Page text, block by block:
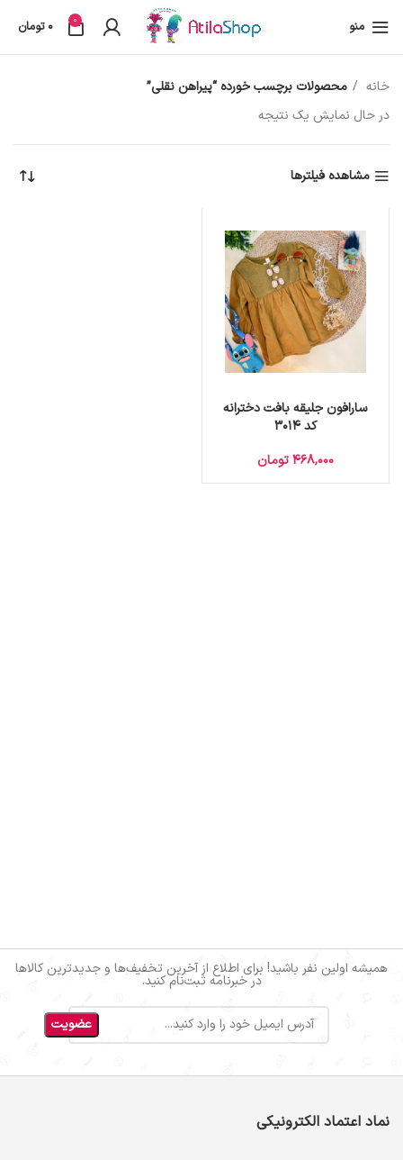
منو 0
0 تومان
خانه
محصولات برچسب خورده “پیراهن نقلی”
در حال نمایش یک نتیجه
مشاهده فیلترها
سارافون جلیقه بافت دخترانه
کد 3014
468,000 تومان
همیشه اولین نفر باشید! برای اطلاع از آخرین تخفیف‌ها و جدیدترین کالاها
در خبرنامه ثبت‌نام کنید.
نماد اعتماد الکترونیکی